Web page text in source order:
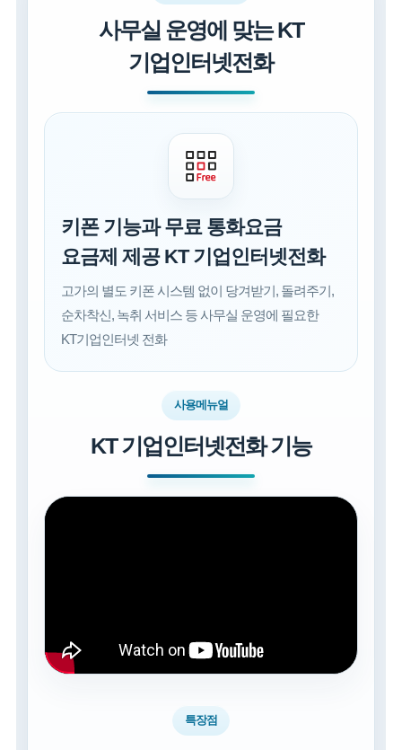
사무실 운영에 맞는 KT
기업인터넷전화
키폰 기능과 무료 통화요금
요금제 제공 KT 기업인터넷전화
고가의 별도 키폰 시스템 없이 당겨받기, 돌려주기,
순차착신, 녹취 서비스 등 사무실 운영에 필요한
KT기업인터넷 전화
사용메뉴얼
KT 기업인터넷전화 기능
특장점